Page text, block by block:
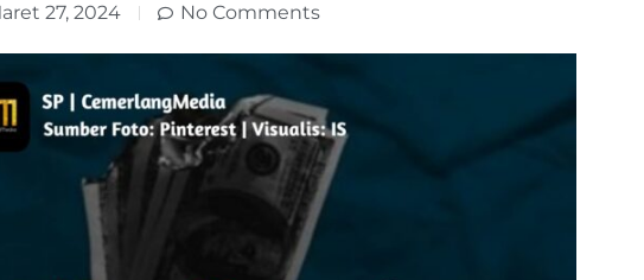
27, 2024 No Comments